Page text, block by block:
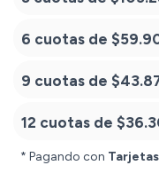
6 cuotas de
9 cuotas de
12 cuotas de
* Pagando con